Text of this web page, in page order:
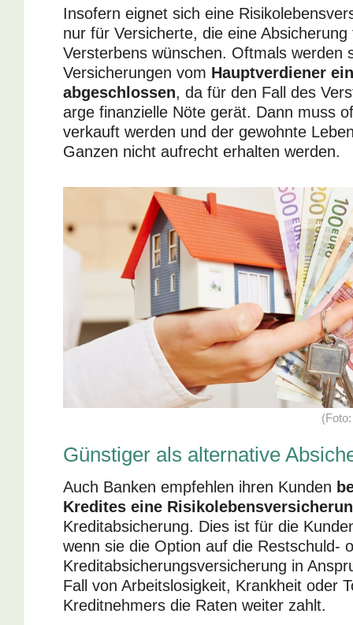
Insofern eignet sich eine
nur für Versicherte, die eine
Versterbens wünschen. Oftmals werden
Versicherungen vom Hauptverdiener
abgeschlossen, da für den Fall des
arge finanzielle Nöte gerät. Dann muss
verkauft werden und der gewohnte
Ganzen nicht aufrecht erhalten werden.
Günstiger als alternative
Auch Banken empfehlen ihren Kunden
Kredites eine
Kreditabsicherung. Dies ist für die
wenn sie die Option auf die Restschuld-
Kreditabsicherungsversicherung in
Fall von Arbeitslosigkeit, Krankheit oder
Kreditnehmers die Raten weiter zahlt.